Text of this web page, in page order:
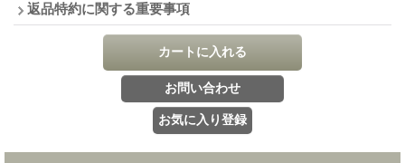
返品特約に関する重要事項